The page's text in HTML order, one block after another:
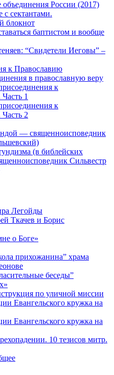
России (2017)
с сектантами.
блокнот
баптистом и вообще
“Свидетели Иеговы” –
к Православию
в православную веру
к
1
к
2
— священноисповедник
(в библейских
Сильвестр
Легойды
Ткачев и Борис
о Боге»
прихожанина” храма
беседы”
по уличной миссии
Евангельского кружка на
Евангельского кружка на
10 тезисов митр.